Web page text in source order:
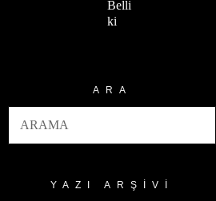
Belli
ki
ARA
YAZI ARŞIVI